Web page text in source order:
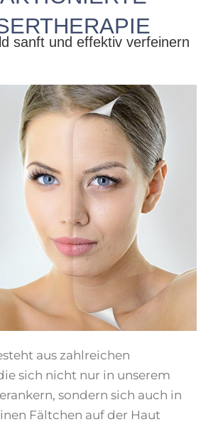
sanft und effektiv verfeinern
aus zahlreichen
sich nicht nur in unserem
sondern sich auch in
Fältchen auf der Haut